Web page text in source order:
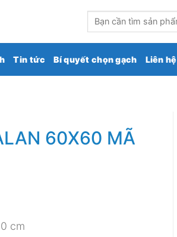
Tìm
kiếm:
Tin tức Bí quyết chọn gạch Liên hệ
60X60 MÃ
cm